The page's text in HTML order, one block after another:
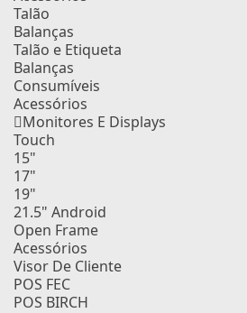
Talão
Balanças
Talão e Etiqueta
Balanças
Consumíveis
Acessórios
Monitores E Displays
Touch
15"
17"
19"
21.5" Android
Open Frame
Acessórios
Visor De Cliente
POS FEC
POS BIRCH